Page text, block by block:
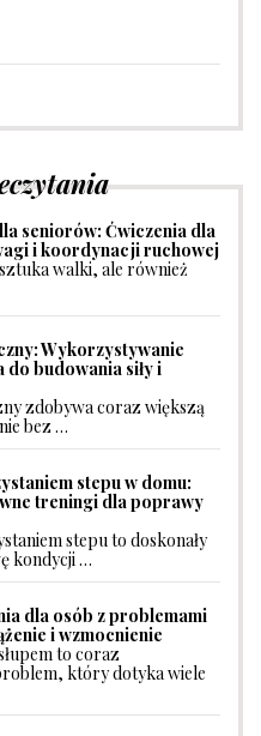
seniorów: Ćwiczenia dla
i koordynacji ruchowej
walki, ale również
Wykorzystywanie
do budowania siły i
zdobywa coraz większą
bez …
stepu w domu:
treningi dla poprawy
stepu to doskonały
kondycji …
dla osób z problemami
i wzmocnienie
to coraz
który dotyka wiele